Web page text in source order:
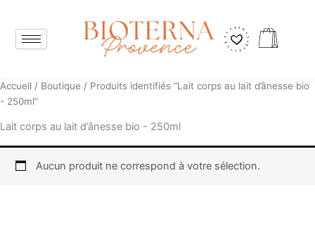
contenu
Panier
Accueil / Boutique / Produits identifiés “Lait corps au lait d’ânesse bio
- 250ml”
Lait corps au lait d’ânesse bio - 250ml
Aucun produit ne correspond à votre sélection.